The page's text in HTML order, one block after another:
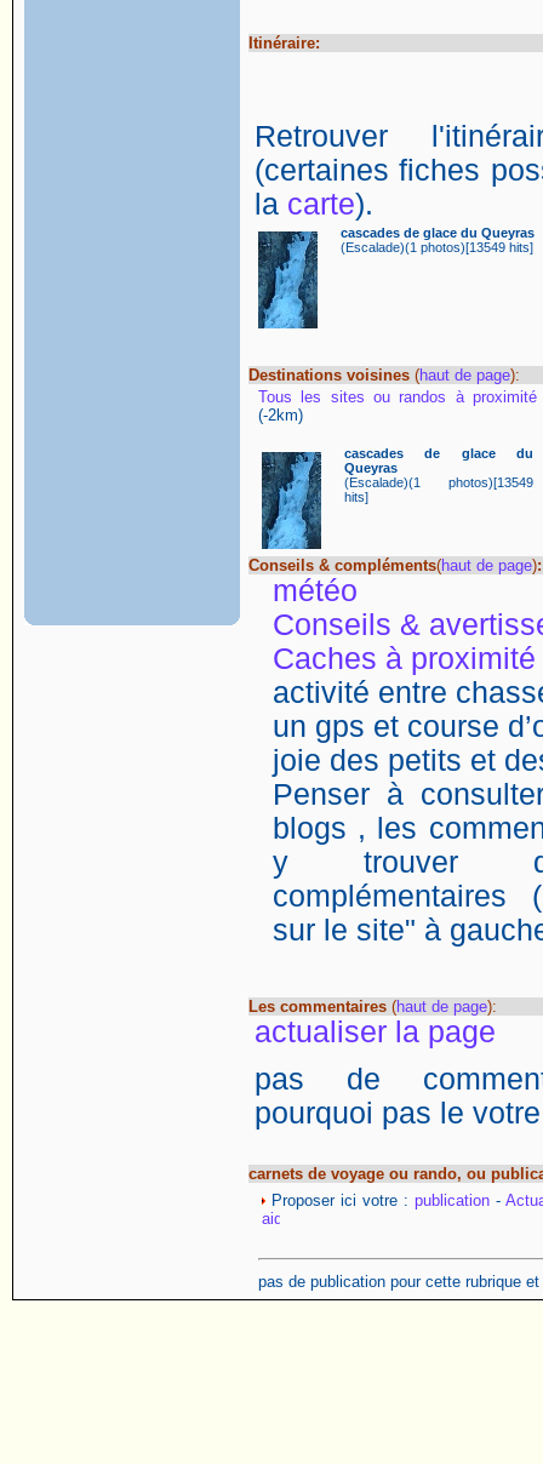
Itinéraire:
Retrouver
(certaines fiches
la carte).
cascades de glace du Queyras
(Escalade)(1 photos)[13549 hits]
Destinations voisines (haut de page):
Tous les sites ou randos à proximité
(-2km)
cascades de glace du
Queyras
(Escalade)(1 photos)[13549
hits]
Conseils & compléments(haut de page):
météo
Conseils &
Caches à proximité
activité entre
un gps et course
joie des petits et
Penser à
blogs , les
y trouver
complémentaires
sur le site" à
Les commentaires (haut de page):
actualiser la page
pas de
pourquoi pas le
carnets de voyage ou rando, ou
Proposer ici votre :publication -
pas de publication pour cette rubrique